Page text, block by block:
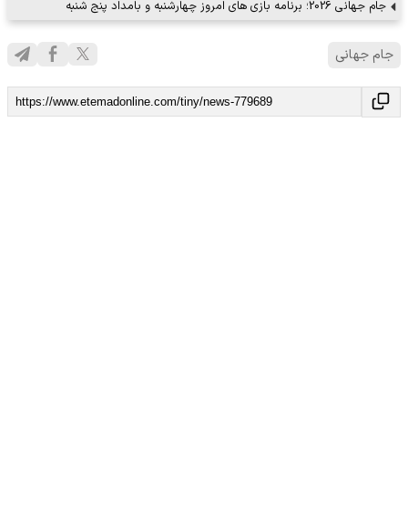
جام جهانی 2026؛ برنامه بازی های امروز چهارشنبه و بامداد پنج شنبه
جام جهانی